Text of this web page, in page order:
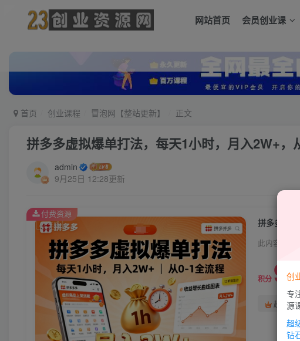
网站首页 会员创业课
首页 创业课程 冒泡网【整站更新】 正文
拼多多虚拟爆单打法，每天1小时，月入2W+，
admin
9月25日 12:28更新
拼多多虚
此内容为付
积分
超级会
付费资源
创
专
源
超
钻